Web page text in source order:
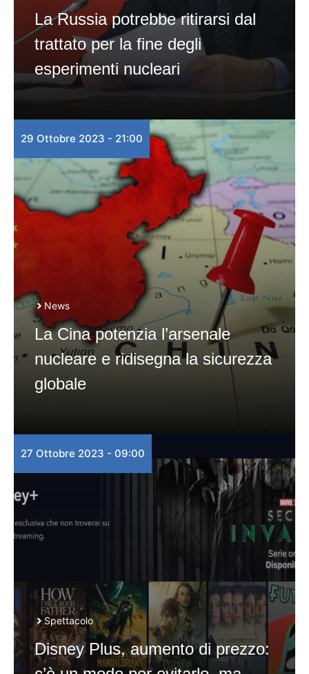
La Russia potrebbe ritirarsi dal
trattato per la fine degli
esperimenti nucleari
29 Ottobre 2023 - 21:00
News
La Cina potenzia l’arsenale
nucleare e ridisegna la sicurezza
globale
27 Ottobre 2023 - 09:00
Spettacolo
Disney Plus, aumento di prezzo: